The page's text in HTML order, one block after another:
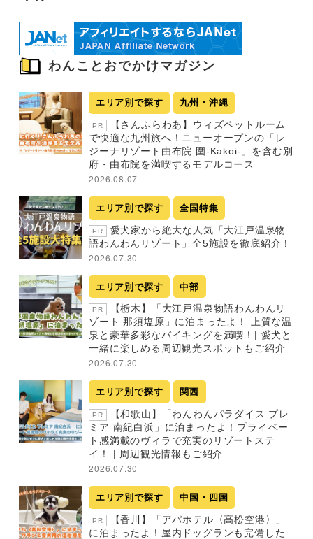
わんことおでかけマガジン
エリア別で探す 九州・沖縄
PR
【さんふらわあ】ウィズペットルーム
で快適な九州旅へ！ニューオープンの「レ
ジーナリゾート由布院 圍-Kakoi-」を含む別
府・由布院を満喫するモデルコース
2026.08.07
エリア別で探す 全国特集
PR
愛犬家から絶大な人気「大江戸温泉物
語わんわんリゾート」全5施設を徹底紹介！
2026.07.30
エリア別で探す 中部
PR
【栃木】「大江戸温泉物語わんわんリ
ゾート 那須塩原」に泊まったよ！ 上質な温
泉と豪華多彩なバイキングを満喫！| 愛犬と
一緒に楽しめる周辺観光スポットもご紹介
2026.07.30
エリア別で探す 関西
PR
【和歌山】「わんわんパラダイス プレ
ミア 南紀白浜」に泊まったよ！プライベー
ト感満載のヴィラで充実のリゾートステ
イ！ | 周辺観光情報もご紹介
2026.07.30
エリア別で探す 中国・四国
PR
【香川】「アパホテル〈高松空港〉」
に泊まったよ！屋内ドッグランも完備した